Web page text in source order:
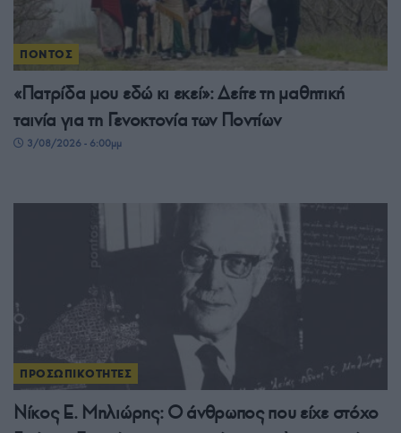
ΠΟΝΤΟΣ
«Πατρίδα μου εδώ κι εκεί»: Δείτε τη μαθητική
ταινία για τη Γενοκτονία των Ποντίων
3/08/2026 - 6:00μμ
ΠΡΟΣΩΠΙΚΟΤΗΤΕΣ
Νίκος Ε. Μηλιώρης: Ο άνθρωπος που είχε στόχο